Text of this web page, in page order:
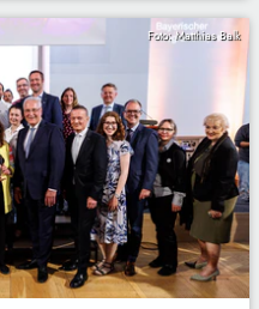
Foto: Matthias Balk